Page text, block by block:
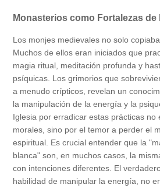
Monasterios como Fortalezas
Los monjes medievales no solo
Muchos de ellos eran iniciados que
magia ritual, meditación profunda y
psíquicas. Los grimorios que
a menudo crípticos, revelan un
la manipulación de la energía y la
Iglesia por erradicar estas prácticas no
morales, sino por el temor a perder el
espiritual. Es crucial entender que la
blanca" son, en muchos casos, la
con intenciones diferentes. El
habilidad de manipular la energía, no